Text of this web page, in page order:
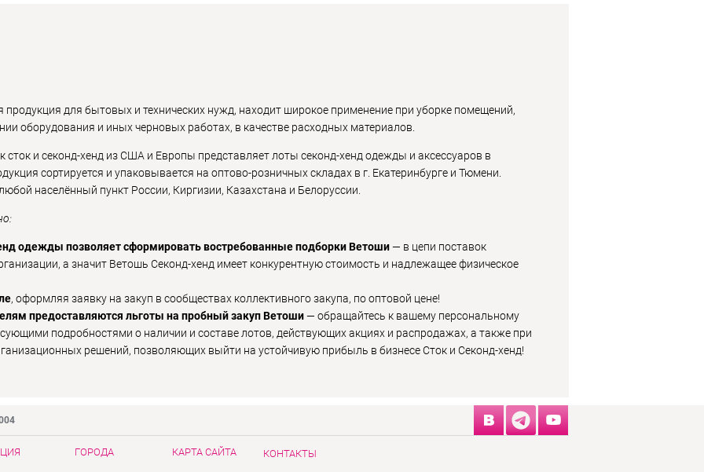
продукция для бытовых и технических нужд, находит широкое применение при уборке помещений,
оборудования и иных черновых работах, в качестве расходных материалов.
и секонд-хенд из США и Европы представляет лоты секонд-хенд одежды и аксессуаров в
сортируется и упаковывается на оптово-розничных складах в г. Екатеринбурге и Тюмени.
населённый пункт России, Киргизии, Казахстана и Белоруссии.
одежды позволяет сформировать востребованные подборки Ветоши— в цепи поставок
а значит Ветошь Секонд-хенд имеет конкурентную стоимость и надлежащее физическое
, оформляя заявку на закуп в сообществах коллективного закупа, по оптовой цене!
предоставляются льготы на пробный закуп Ветоши— обращайтесь к вашему персональному
подробностями о наличии и составе лотов, действующих акциях и распродажах, а также при
решений, позволяющих выйти на устойчивую прибыль в бизнесе Сток и Секонд-хенд!
ГОРОДА КАРТА САЙТА КОНТАКТЫ